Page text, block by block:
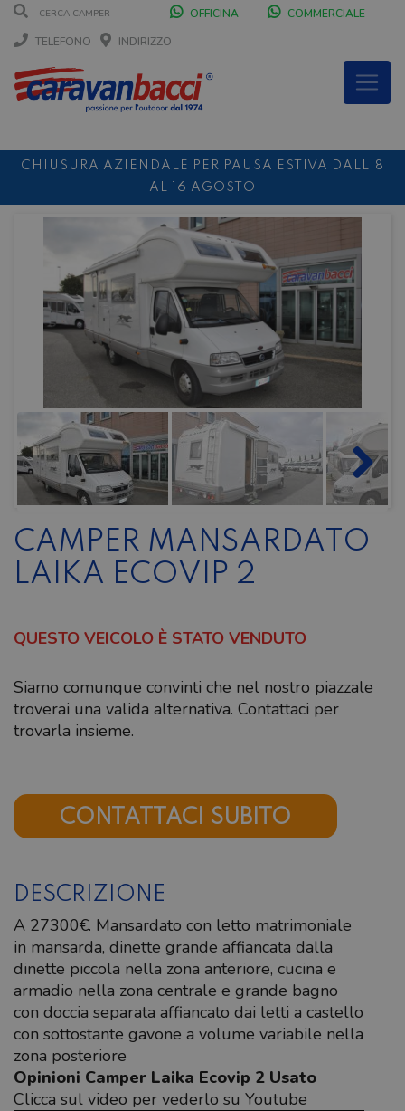
OFFICINA
COMMERCIALE
TELEFONO
INDIRIZZO
CHIUSURA AZIENDALE PER PAUSA ESTIVA DALL'8
AL 16 AGOSTO
DURANTE IL MESE DI AGOSTO SIAMO CHIUSI IL
SABATO POMERIGGIO
SCONTO 10% NOLEGGIO ENTRO IL 31.08PER I
NOLEGGI DI SETTEMBRE
CAMPER MANSARDATO
LAIKA ECOVIP 2
QUESTO VEICOLO È STATO VENDUTO
Siamo comunque convinti che nel nostro piazzale
troverai una valida alternativa. Contattaci per
trovarla insieme.
CONTATTACI SUBITO
DESCRIZIONE
A 27300€. Mansardato con letto matrimoniale
in mansarda, dinette grande affiancata dalla
dinette piccola nella zona anteriore, cucina e
armadio nella zona centrale e grande bagno
con doccia separata affiancato dai letti a castello
con sottostante gavone a volume variabile nella
zona posteriore
Opinioni Camper Laika Ecovip 2 Usato
Clicca sul video per vederlo su Youtube